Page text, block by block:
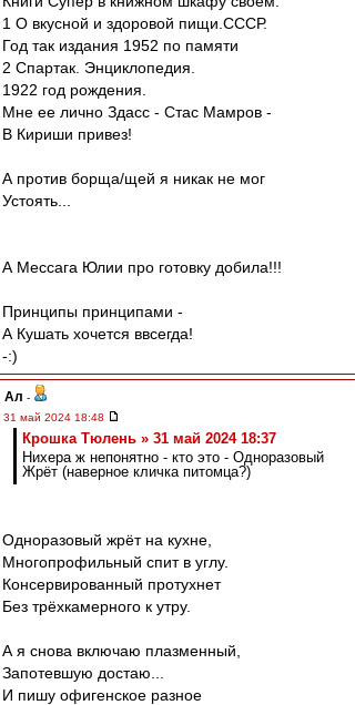
1 О вкусной и здоровой пищи.СССР.
Год так издания 1952 по памяти
2 Спартак. Энциклопедия.
1922 год рождения.
Мне ее лично Здасс - Стас Мамров -
В Кириши привез!
А против борща/щей я никак не мог
Устоять...
А Мессага Юлии про готовку добила!!!
Принципы принципами -
А Кушать хочется ввсегда!
-:)
Ал -
31 май 2024 18:48
Крошка Тюлень » 31 май 2024 18:37
Нихера ж непонятно - кто это - Одноразовый
Жрёт (наверное кличка питомца?)
Одноразовый жрёт на кухне,
Многопрофильный спит в углу.
Консервированный протухнет
Без трёхкамерного к утру.
А я снова включаю плазменный,
Запотевшую достаю...
И пишу офигенское разное